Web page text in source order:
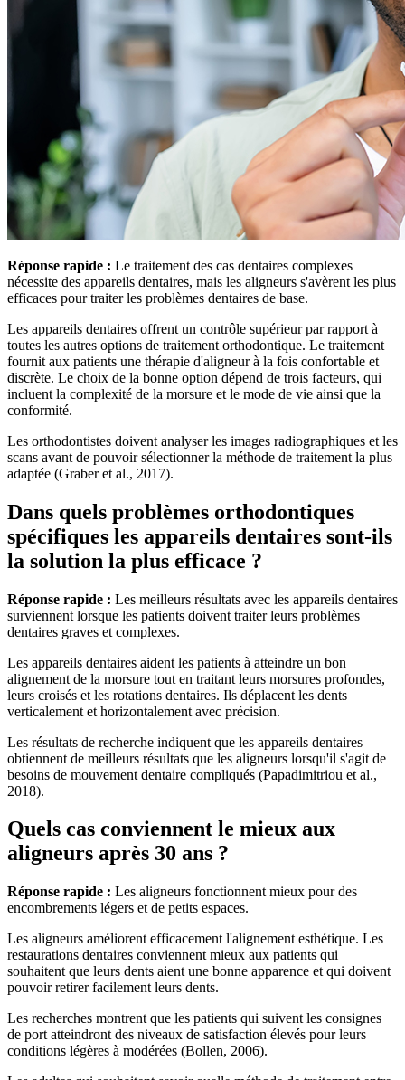
Réponse rapide : Le traitement des cas dentaires complexes
nécessite des appareils dentaires, mais les aligneurs s'avèrent les plus
efficaces pour traiter les problèmes dentaires de base.
Les appareils dentaires offrent un contrôle supérieur par rapport à
toutes les autres options de traitement orthodontique. Le traitement
fournit aux patients une thérapie d'aligneur à la fois confortable et
discrète. Le choix de la bonne option dépend de trois facteurs, qui
incluent la complexité de la morsure et le mode de vie ainsi que la
conformité.
Les orthodontistes doivent analyser les images radiographiques et les
scans avant de pouvoir sélectionner la méthode de traitement la plus
adaptée (Graber et al., 2017).
Dans quels problèmes orthodontiques
spécifiques les appareils dentaires sont-ils
la solution la plus efficace ?
Réponse rapide : Les meilleurs résultats avec les appareils dentaires
surviennent lorsque les patients doivent traiter leurs problèmes
dentaires graves et complexes.
Les appareils dentaires aident les patients à atteindre un bon
alignement de la morsure tout en traitant leurs morsures profondes,
leurs croisés et les rotations dentaires. Ils déplacent les dents
verticalement et horizontalement avec précision.
Les résultats de recherche indiquent que les appareils dentaires
obtiennent de meilleurs résultats que les aligneurs lorsqu'il s'agit de
besoins de mouvement dentaire compliqués (Papadimitriou et al.,
2018).
Quels cas conviennent le mieux aux
aligneurs après 30 ans ?
Réponse rapide : Les aligneurs fonctionnent mieux pour des
encombrements légers et de petits espaces.
Les aligneurs améliorent efficacement l'alignement esthétique. Les
restaurations dentaires conviennent mieux aux patients qui
souhaitent que leurs dents aient une bonne apparence et qui doivent
pouvoir retirer facilement leurs dents.
Les recherches montrent que les patients qui suivent les consignes
de port atteindront des niveaux de satisfaction élevés pour leurs
conditions légères à modérées (Bollen, 2006).